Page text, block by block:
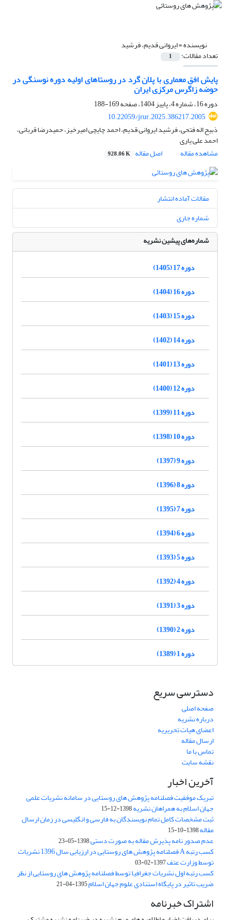
نویسنده =ایروانی قدیم، فرشید
تعداد مقالات: 1
پایش افق معماری با پلان گرد در روستاهای اولیه دوره‌ نوسنگی در
حوضه زاگرس مرکزی ایران
دوره 16، شماره 4، پاییز 1404، صفحه
169-188
10.22059/jrur.2025.386217.2005
ذبیح اله فتحی، فرشید ایروانی قدیم، احمد چایچی امیرخیز، حمیدرضا قربانی،
احمد علی یاری
مشاهده مقاله
اصل مقاله 928.06 K
مقالات آماده انتشار
شماره جاری
شماره‌های پیشین نشریه
دوره 17 (1405)
دوره 16 (1404)
دوره 15 (1403)
دوره 14 (1402)
دوره 13 (1401)
دوره 12 (1400)
دوره 11 (1399)
دوره 10 (1398)
دوره 9 (1397)
دوره 8 (1396)
دوره 7 (1395)
دوره 6 (1394)
دوره 5 (1393)
دوره 4 (1392)
دوره 3 (1391)
دوره 2 (1390)
دوره 1 (1389)
دسترسی سریع
صفحه اصلی
درباره نشریه
اعضای هیات تحریریه
ارسال مقاله
تماس با ما
نقشه سایت
آخرین اخبار
تبریک موفقیت فصلنامه پژوهش های روستایی در سامانه نشریات علمی
جهان اسلام به همراهان نشریه1398-12-15
ثبت مشخصات کامل تمام نویسندگان به فارسی و انگلیسی در زمان ارسال
مقاله1398-10-15
عدم صدور نامه پذیرش مقاله به صورت دستی1398-05-23
کسب رتبه A فصلنامه پژوهش های روستایی در ارزیابی سال 1396 نشریات
توسط وزارت عتف1397-02-03
کسب رتبه اول نشریات جغرافیا توسط فصلنامه پژوهش های روستایی از نظر
ضریب تاثیر در پایگاه استنادی علوم جهان اسلام1395-04-21
اشتراک خبرنامه